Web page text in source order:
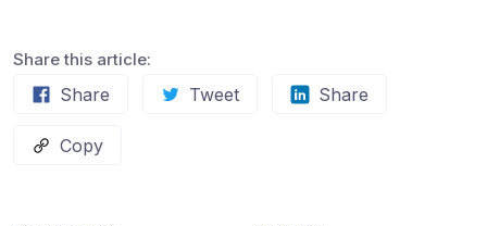
Share this article:
Share Tweet Share
Copy